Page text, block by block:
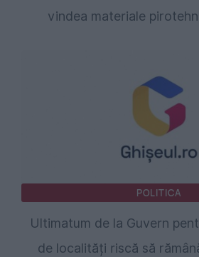
vindea materiale
POLITICA
Ultimatum de la Guvern
de localități riscă să